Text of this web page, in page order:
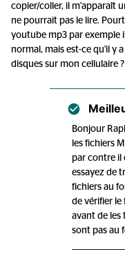
copier/coller, il m'apparaît
ne pourrait pas le lire.
youtube mp3 par exemple
normal, mais est-ce qu'il y
disques sur mon cellulaire ?
Bonjour
les fichiers
par contre il
essayez de
fichiers au
de vérifier le
avant de les
sont pas au